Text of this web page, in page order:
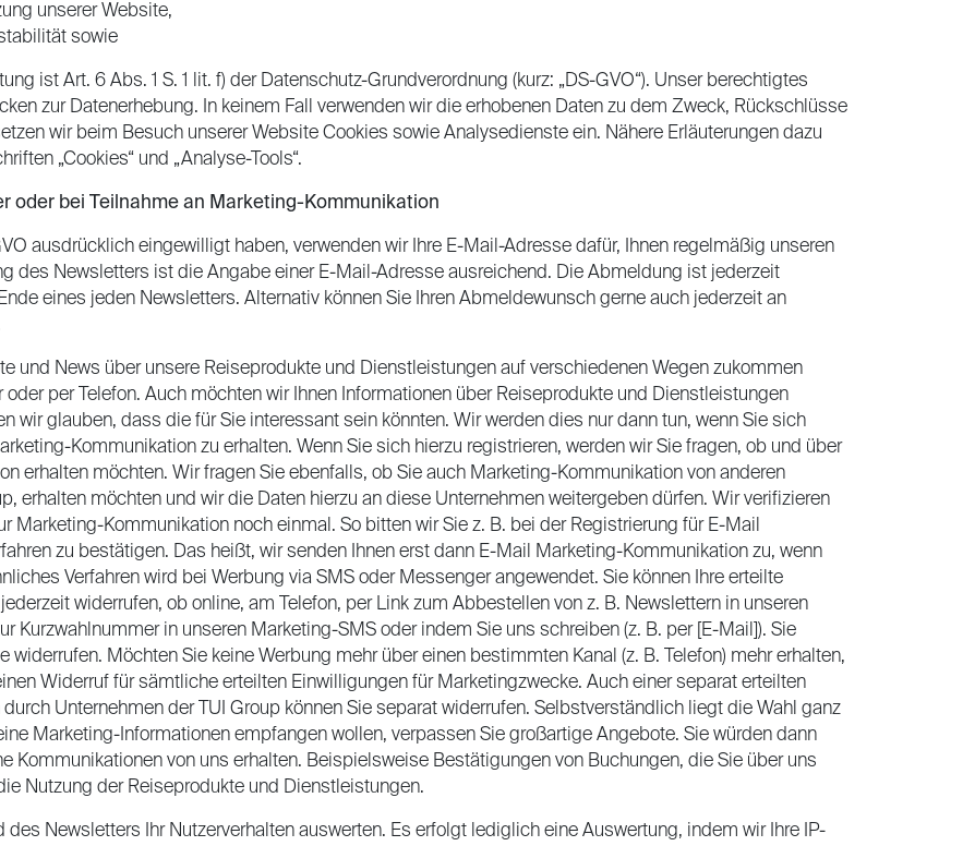
unserer Website,
sowie
ist Art. 6 Abs. 1 S. 1 lit. f) der Datenschutz-Grundverordnung (kurz: „DS-GVO“). Unser berechtigtes
zur Datenerhebung. In keinem Fall verwenden wir die erhobenen Daten zu dem Zweck, Rückschlüsse
wir beim Besuch unserer Website Cookies sowie Analysedienste ein. Nähere Erläuterungen dazu
„Cookies“ und „Analyse-Tools“.
oder bei Teilnahme an Marketing-Kommunikation
ausdrücklich eingewilligt haben, verwenden wir Ihre E-Mail-Adresse dafür, Ihnen regelmäßig unseren
des Newsletters ist die Angabe einer E-Mail-Adresse ausreichend. Die Abmeldung ist jederzeit
eines jeden Newsletters. Alternativ können Sie Ihren Abmeldewunsch gerne auch jederzeit an
und News über unsere Reiseprodukte und Dienstleistungen auf verschiedenen Wegen zukommen
per Telefon. Auch möchten wir Ihnen Informationen über Reiseprodukte und Dienstleistungen
wir glauben, dass die für Sie interessant sein könnten. Wir werden dies nur dann tun, wenn Sie sich
Kommunikation zu erhalten. Wenn Sie sich hierzu registrieren, werden wir Sie fragen, ob und über
erhalten möchten. Wir fragen Sie ebenfalls, ob Sie auch Marketing-Kommunikation von anderen
erhalten möchten und wir die Daten hierzu an diese Unternehmen weitergeben dürfen. Wir verifizieren
Marketing-Kommunikation noch einmal. So bitten wir Sie z. B. bei der Registrierung für E-Mail
zu bestätigen. Das heißt, wir senden Ihnen erst dann E-Mail Marketing-Kommunikation zu, wenn
Verfahren wird bei Werbung via SMS oder Messenger angewendet. Sie können Ihre erteilte
widerrufen, ob online, am Telefon, per Link zum Abbestellen von z. B. Newslettern in unseren
Kurzwahlnummer in unseren Marketing-SMS oder indem Sie uns schreiben (z. B. per [E-Mail]). Sie
widerrufen. Möchten Sie keine Werbung mehr über einen bestimmten Kanal (z. B. Telefon) mehr erhalten,
Widerruf für sämtliche erteilten Einwilligungen für Marketingzwecke. Auch einer separat erteilten
Unternehmen der TUI Group können Sie separat widerrufen. Selbstverständlich liegt die Wahl ganz
Marketing-Informationen empfangen wollen, verpassen Sie großartige Angebote. Sie würden dann
Kommunikationen von uns erhalten. Beispielsweise Bestätigungen von Buchungen, die Sie über uns
Nutzung der Reiseprodukte und Dienstleistungen.
Newsletters Ihr Nutzerverhalten auswerten. Es erfolgt lediglich eine Auswertung, indem wir Ihre IP-